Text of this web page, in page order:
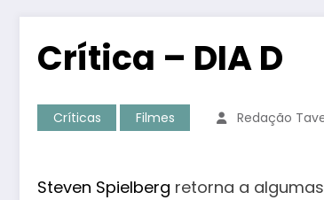
Crítica – DIA D
Críticas Filmes Redação
Steven Spielberg retorna a